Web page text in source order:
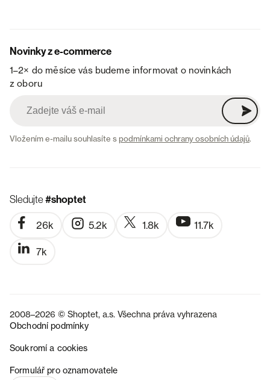
Novinky z e-commerce
1–2× do měsíce vás budeme informovat o novinkách
z oboru
Vložením e-mailu souhlasíte spodmínkami ochrany osobních údajů.
Sledujte#shoptet
26k 5.2k 1.8k 11.7k
7k
2008–2026 © Shoptet, a.s. Všechna práva vyhrazena
Obchodní podmínky
Soukromí a cookies
Formulář pro oznamovatele